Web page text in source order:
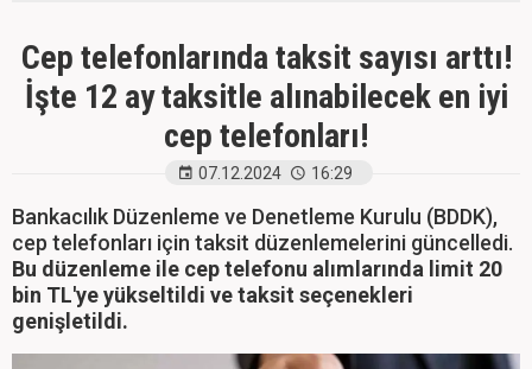
Cep telefonlarında taksit sayısı arttı!
İşte 12 ay taksitle alınabilecek en iyi
cep telefonları!
07.12.2024 16:29
Bankacılık Düzenleme ve Denetleme Kurulu (BDDK),
cep telefonları için taksit düzenlemelerini güncelledi.
Bu düzenleme ile cep telefonu alımlarında limit 20
bin TL'ye yükseltildi ve taksit seçenekleri
genişletildi.